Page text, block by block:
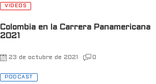
VIDEOS
Colombia en la Carrera Panamericana
2021
23 de octubre de 2021 0
PODCAST